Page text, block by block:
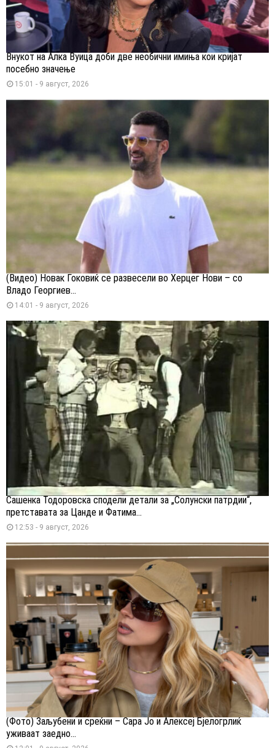
Внукот на Алка Вуица доби две необични имиња кои кријат
посебно значење
15:01 - 9 август, 2026
(Видео) Новак Ѓоковиќ се развесели во Херцег Нови – со
Владо Георгиев...
14:01 - 9 август, 2026
Сашенка Тодоровска сподели детали за „Солунски патрдии“,
претставата за Цанде и Фатима...
12:53 - 9 август, 2026
(Фото) Заљубени и среќни – Сара Јо и Алексеј Бјелогрлиќ
уживаат заедно...